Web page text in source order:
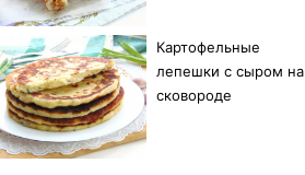
Картофельные
лепешки с сыром на
сковороде